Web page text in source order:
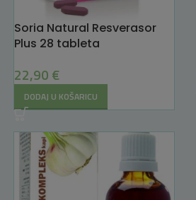
Soria Natural Resverasor
Plus 28 tableta
22,90 €
DODAJ U KOŠARICU